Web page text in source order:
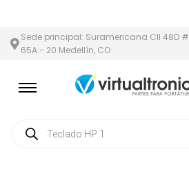
Sede principal: Suramericana Cll 48D #
65A - 20 Medellín, CO